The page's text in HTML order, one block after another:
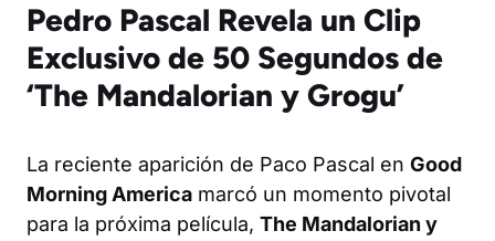
Pedro Pascal Revela un Clip
Exclusivo de 50 Segundos de
‘The Mandalorian y Grogu’
La reciente aparición de Paco Pascal en Good
Morning America marcó un momento pivotal
para la próxima película, The Mandalorian y